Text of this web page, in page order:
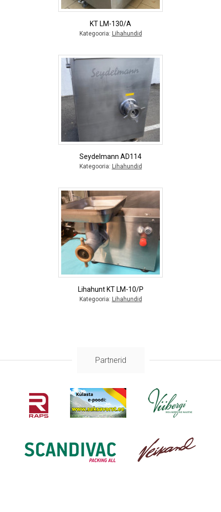
KT LM-130/A
Kategooria: Lihahundid
Seydelmann AD114
Kategooria: Lihahundid
Lihahunt KT LM-10/P
Kategooria: Lihahundid
Partnerid